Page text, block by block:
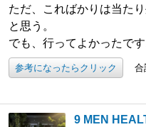
ただ、こればかりは当た
と思う。
でも、行ってよかったで
参考になったらクリック 合
9 MEN